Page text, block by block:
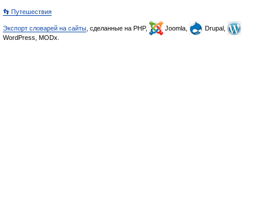
👣 Путешествия
Экспорт словарей на сайты , сделанные на PHP, Joomla,
Drupal,
WordPress, MODx.